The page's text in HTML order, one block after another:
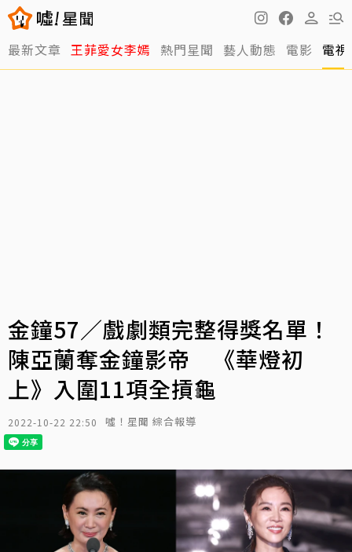
最新文章 王菲愛女李嫣 熱門星聞 藝人動態 電影 電視
金鐘57／戲劇類完整得獎名單！
陳亞蘭奪金鐘影帝 《華燈初
上》入圍11項全摃龜
2022-10-22 22:50 噓！星聞 綜合報導